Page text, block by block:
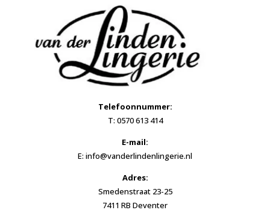
Telefoonnummer:
T: 0570 613 414
E-mail:
E: info@vanderlindenlingerie.nl
Adres:
Smedenstraat 23-25
7411 RB Deventer